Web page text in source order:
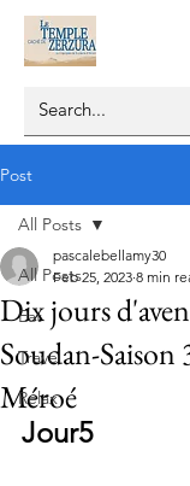
Post
All Posts
Eat
Travel
Relax
All Posts
Dix jours
Soudan-Saison
Méroé
pascalebellamy30
Feb 25, 2023 8 min
Jour5